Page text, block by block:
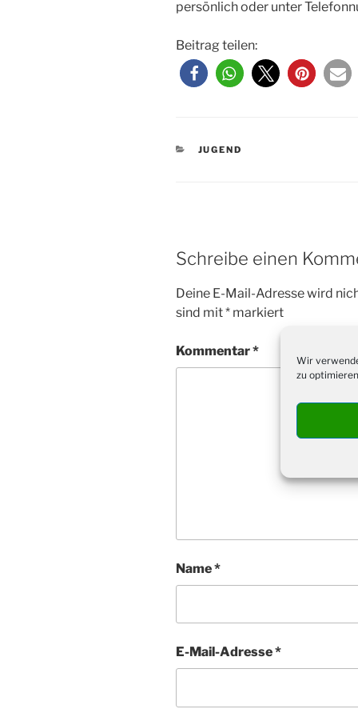
Wir
zu
persönlich oder unter
Beitrag teilen:
KATEGORIEN
JUGEND
Schreibe einen
Deine E-Mail-Adresse wird
sind mit* markiert
Kommentar*
Name*
E-Mail-Adresse*